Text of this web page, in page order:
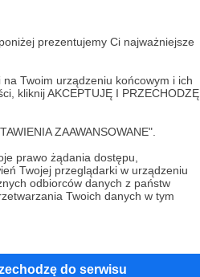
prezentujemy Ci najważniejsze
Twoim urządzeniu końcowym i ich
kliknij AKCEPTUJĘ I PRZECHODZĘ
ZAAWANSOWANE".
prawo żądania dostępu,
Twojej przeglądarki w urządzeniu
odbiorców danych z państw
Twoich danych w tym
do serwisu